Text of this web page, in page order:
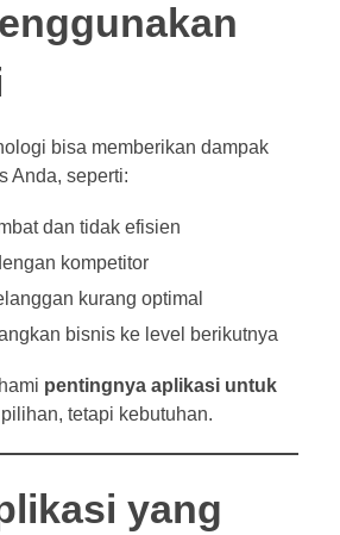
bisa memberikan dampak
Anda, seperti:
dan tidak efisien
kompetitor
kurang optimal
bisnis ke level berikutnya
pentingnya aplikasi untuk
tetapi kebutuhan.
yang